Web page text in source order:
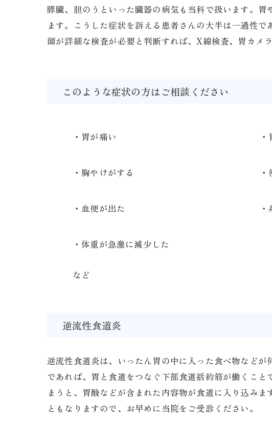
膵臓、胆のうといった臓器の病気も当科で扱います。
ます。こうした症状を訴える患者さんの大半は一過性
師が詳細な検査が必要と判断すれば、X線検査、胃カメ
このような症状の方はご相談ください
・胃が痛い
・胸やけがする
・血便が出た
・体重が急激に減少した
など
逆流性食道炎
逆流性食道炎は、いったん胃の中に入った食べ物など
であれば、胃と食道をつなぐ下部食道括約筋が働くこ
まうと、胃酸などが含まれた内容物が食道に入り込み
ともなりますので、お早めに当院をご受診ください。